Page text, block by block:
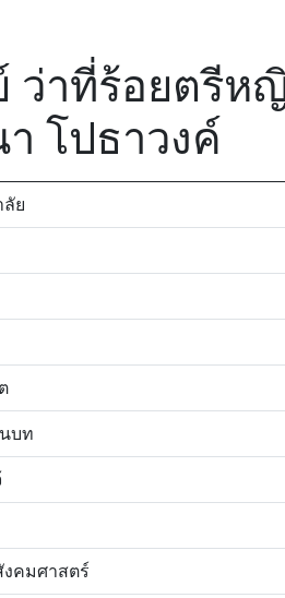
ว่าที่ร้อยตรีห
โปธาวงค์
ย
บท
คมศาสตร์